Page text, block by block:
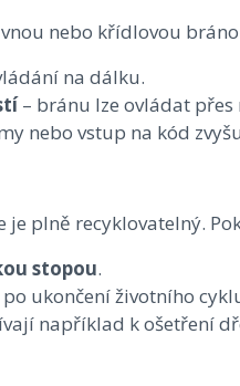
nebo křídlovou
na dálku.
– bránu lze ovládat
nebo vstup na kód
plně recyklovatelný.
stopou.
po ukončení životního
například k ošetření